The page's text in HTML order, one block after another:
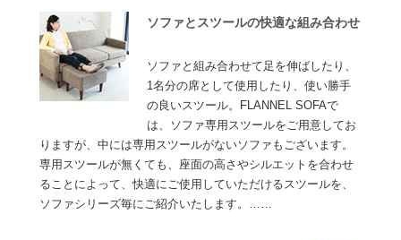
ソファとスツールの快適な組み合わせ
ソファと組み合わせて足を伸ばしたり、
1名分の席として使用したり、使い勝手
の良いスツール。FLANNEL SOFAで
は、ソファ専用スツールをご用意してお
りますが、中には専用スツールがないソファもございます。
専用スツールが無くても、座面の高さやシルエットを合わせ
ることによって、快適にご使用していただけるスツールを、
ソファシリーズ毎にご紹介いたします。……